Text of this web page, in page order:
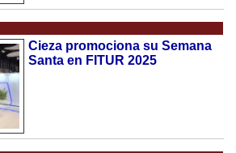
Cieza promociona su Semana
Santa en FITUR 2025